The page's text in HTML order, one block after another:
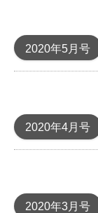
2020年5月号
2020年4月号
2020年3月号